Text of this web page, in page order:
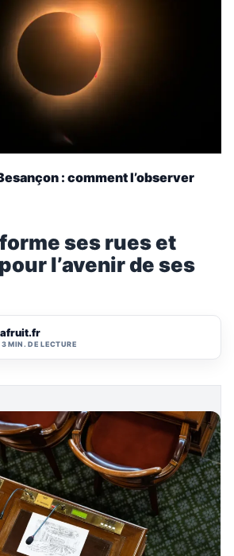
: comment l’observer
ses rues et
l’avenir de ses
3 MIN. DE LECTURE